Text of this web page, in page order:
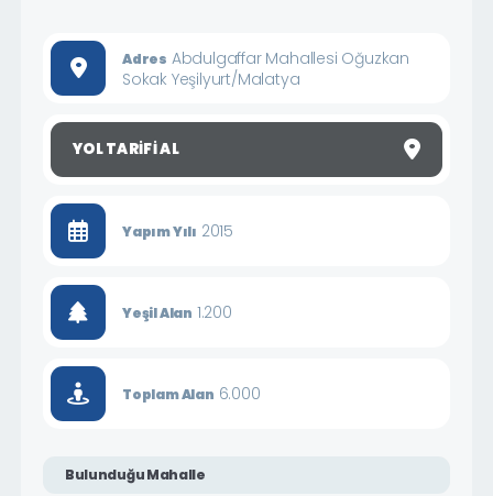
Adres Abdulgaffar Mahallesi Oğuzkan
Sokak Yeşilyurt/Malatya
YOL TARIFI AL
Yapım Yılı 2015
Yeşil Alan 1.200
Toplam Alan 6.000
Bulunduğu Mahalle